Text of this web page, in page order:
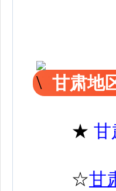
甘肃地
★ 甘
☆甘